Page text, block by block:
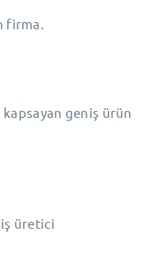
firma.
geniş ürün
üretici